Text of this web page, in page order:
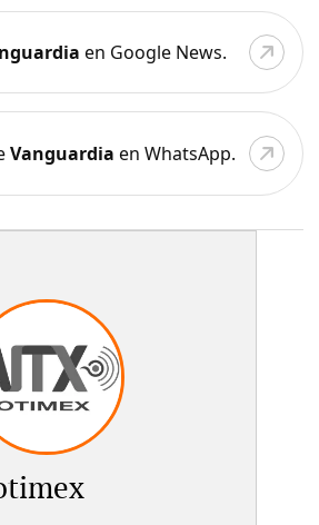
en Google News.
Vanguardia en WhatsApp.